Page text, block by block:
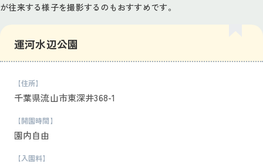
が往来する様子を撮影するのもおすすめです。
運河水辺公園
【住所】
千葉県流山市東深井368-1
【開園時間】
園内自由
【入園料】